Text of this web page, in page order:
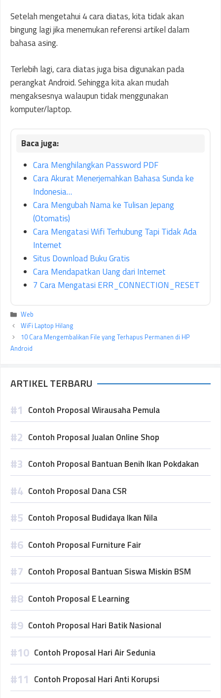
Setelah mengetahui 4 cara diatas, kita tidak akan
bingung lagi jika menemukan referensi artikel dalam
bahasa asing.
Terlebih lagi, cara diatas juga bisa digunakan pada
perangkat Android. Sehingga kita akan mudah
mengaksesnya walaupun tidak menggunakan
komputer/laptop.
Cara Menghilangkan Password PDF
Cara Akurat Menerjemahkan Bahasa Sunda ke
Indonesia…
Cara Mengubah Nama ke Tulisan Jepang
(Otomatis)
Cara Mengatasi Wifi Terhubung Tapi Tidak Ada
Internet
Situs Download Buku Gratis
Cara Mendapatkan Uang dari Internet
7 Cara Mengatasi ERR_CONNECTION_RESET
Kategori
Web
WiFi Laptop Hilang
10 Cara Mengembalikan File yang Terhapus Permanen di HP
Android
ARTIKEL TERBARU
Contoh Proposal Wirausaha Pemula
Contoh Proposal Jualan Online Shop
Contoh Proposal Bantuan Benih Ikan Pokdakan
Contoh Proposal Dana CSR
Contoh Proposal Budidaya Ikan Nila
Contoh Proposal Furniture Fair
Contoh Proposal Bantuan Siswa Miskin BSM
Contoh Proposal E Learning
Contoh Proposal Hari Batik Nasional
Contoh Proposal Hari Air Sedunia
Contoh Proposal Hari Anti Korupsi